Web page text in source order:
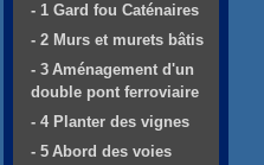
- 1 Gard fou Caténaires
- 2 Murs et murets bâtis
- 3 Aménagement d'un
double pont ferroviaire
- 4 Planter des vignes
- 5 Abord des voies